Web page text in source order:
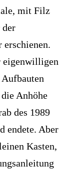
mit Filz
der
erschienen.
eigenwilligen
Anhöhe
des 1989
endete. Aber
Kasten,